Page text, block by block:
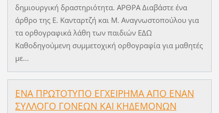
δημιουργική δραστηριότητα. ΑΡΘΡΑ Διαβάστε ένα
άρθρο της Ε. Κανταρτζή και Μ. Αναγνωστοπούλου για
τα ορθογραφικά λάθη των παιδιών ΕΔΩ
Καθοδηγούμενη συμμετοχική ορθογραφία για μαθητές
με...
ΕΝΑ ΠΡΩΤΟΤΥΠΟ ΕΓΧΕΙΡΗΜΑ ΑΠΟ ΕΝΑΝ
ΣΥΛΛΟΓΟ ΓΟΝΕΩΝ ΚΑΙ ΚΗΔΕΜΟΝΩΝ